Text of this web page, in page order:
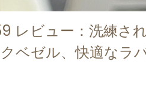
レビュー：洗練さ
ベゼル、快適なラ